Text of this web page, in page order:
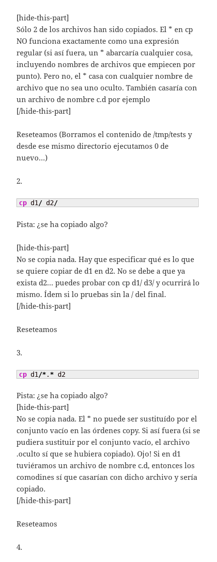
[hide-this-part]
Sólo 2 de los archivos han sido copiados. El * en cp
NO funciona exactamente como una expresión
regular (si así fuera, un * abarcaría cualquier cosa,
incluyendo nombres de archivos que empiecen por
punto). Pero no, el * casa con cualquier nombre de
archivo que no sea uno oculto. También casaría con
un archivo de nombre c.d por ejemplo
[/hide-this-part]
Reseteamos (Borramos el contenido de /tmp/tests y
desde ese mismo directorio ejecutamos 0 de
nuevo…)
2.
cp d1/ d2/
Pista: ¿se ha copiado algo?
[hide-this-part]
No se copia nada. Hay que especificar qué es lo que
se quiere copiar de d1 en d2. No se debe a que ya
exista d2… puedes probar con cp d1/ d3/ y ocurrirá lo
mismo. Ídem si lo pruebas sin la / del final.
[/hide-this-part]
Reseteamos
3.
cp d1 /*. * d2
Pista: ¿se ha copiado algo?
[hide-this-part]
No se copia nada. El * no puede ser sustituído por el
conjunto vacío en las órdenes copy. Si así fuera (si se
pudiera sustituir por el conjunto vacío, el archivo
.oculto sí que se hubiera copiado). Ojo! Si en d1
tuviéramos un archivo de nombre c.d, entonces los
comodines sí que casarían con dicho archivo y sería
copiado.
[/hide-this-part]
Reseteamos
4.